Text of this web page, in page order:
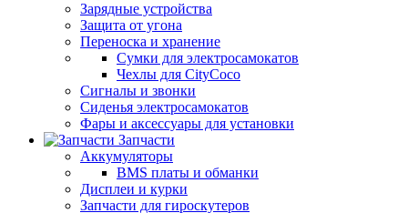
Зарядные устройства
Защита от угона
Переноска и хранение
Сумки для электросамокатов
Чехлы для CityCoco
Сигналы и звонки
Сиденья электросамокатов
Фары и аксессуары для установки
Запчасти
Аккумуляторы
BMS платы и обманки
Дисплеи и курки
Запчасти для гироскутеров